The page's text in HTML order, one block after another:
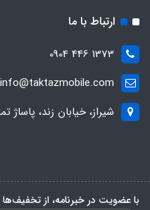
ارتباط با ما
1373 446 0904
info@taktazmobile.com
شیراز، خیابان زند، پاساژ تماشا،
با عضویت در خبرنامه، از